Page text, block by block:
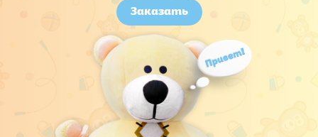
Заказать